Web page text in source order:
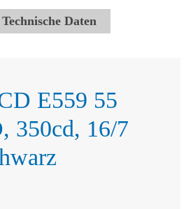
Technische Daten
E559 55
350cd, 16/7